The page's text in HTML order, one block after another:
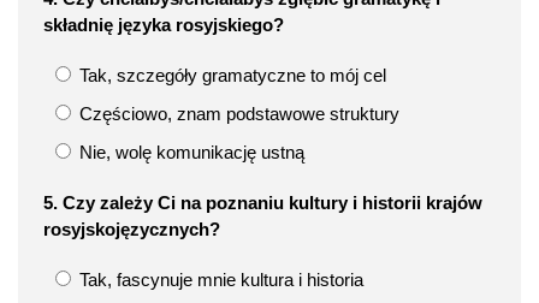
składnię języka rosyjskiego?
Tak, szczegóły gramatyczne to mój cel
Częściowo, znam podstawowe struktury
Nie, wolę komunikację ustną
5. Czy zależy Ci na poznaniu kultury i historii krajów
rosyjskojęzycznych?
Tak, fascynuje mnie kultura i historia